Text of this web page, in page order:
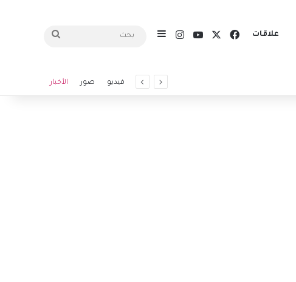
علاقات فيسبوكيوتيوبانستقرامإضافة عمود جانبي بحث
فيديو صور الأخبار